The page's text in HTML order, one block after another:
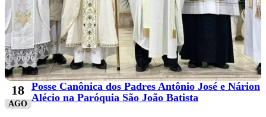
18
AGO
Posse Canônica dos Padres Antônio José e Nárion
Alécio na Paróquia São João Batista